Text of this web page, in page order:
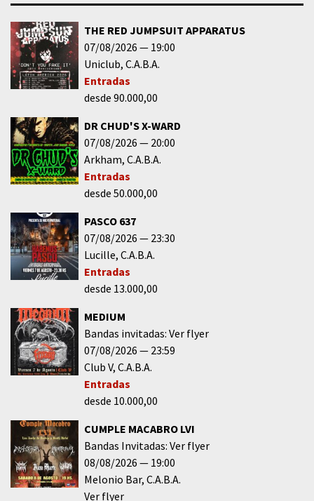
THE RED JUMPSUIT APPARATUS
07/08/2026
19:00
Uniclub C.A.B.A.
Entradas
desde 90.000,00
DR CHUD'S X-WARD
07/08/2026
20:00
Arkham C.A.B.A.
Entradas
desde 50.000,00
PASCO 637
07/08/2026
23:30
Lucille C.A.B.A.
Entradas
desde 13.000,00
MEDIUM
Bandas invitadas: Ver flyer
07/08/2026
23:59
Club V C.A.B.A.
Entradas
desde 10.000,00
CUMPLE MACABRO LVI
Bandas Invitadas: Ver flyer
08/08/2026
19:00
Melonio Bar C.A.B.A.
Ver flyer